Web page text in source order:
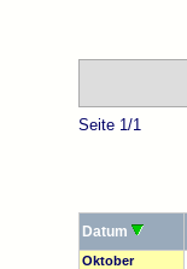
Seite 1/1
Datum
Oktober